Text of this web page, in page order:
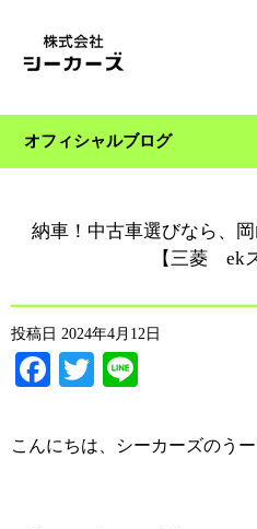
オフィシャルブログ
納車！中古車選びなら、
【三菱 ek
投稿日 2024年4月12日
Facebook
Twitter
こんにちは、シーカーズのうー